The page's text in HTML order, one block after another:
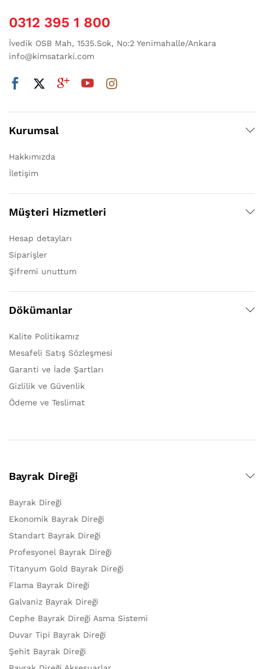
0312 395 1 800
İvedik OSB Mah, 1535.Sok, No:2 Yenimahalle/Ankara
info@kimsatarki.com
Kurumsal
Hakkımızda
İletişim
Müşteri Hizmetleri
Hesap detayları
Siparişler
Şifremi unuttum
Dökümanlar
Kalite Politikamız
Mesafeli Satış Sözleşmesi
Garanti ve İade Şartları
Gizlilik ve Güvenlik
Ödeme ve Teslimat
Bayrak Direği
Bayrak Direği
Ekonomik Bayrak Direği
Standart Bayrak Direği
Profesyonel Bayrak Direği
Titanyum Gold Bayrak Direği
Flama Bayrak Direği
Galvaniz Bayrak Direği
Cephe Bayrak Direği Asma Sistemi
Duvar Tipi Bayrak Direği
Şehit Bayrak Direği